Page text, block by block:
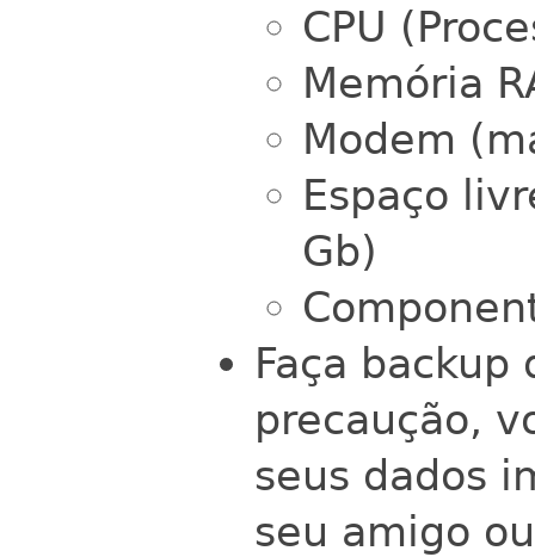
CPU
Memória
Modem
Espaço
Gb)
Faça backup
precaução,
seus dados
seu amigo